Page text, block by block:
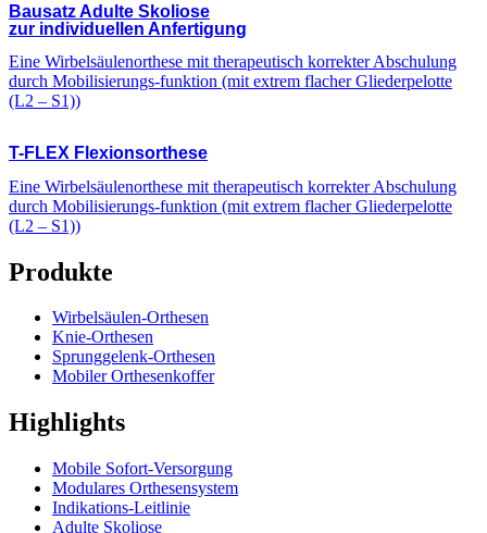
Bausatz Adulte Skoliose
zur individuellen Anfertigung
Eine Wirbelsäulenorthese mit therapeutisch korrekter Abschulung
durch Mobilisierungs-funktion (mit extrem flacher Gliederpelotte
(L2 – S1))
T-FLEX Flexionsorthese
Eine Wirbelsäulenorthese mit therapeutisch korrekter Abschulung
durch Mobilisierungs-funktion (mit extrem flacher Gliederpelotte
(L2 – S1))
Produkte
Wirbelsäulen-Orthesen
Knie-Orthesen
Sprunggelenk-Orthesen
Mobiler Orthesenkoffer
Highlights
Mobile Sofort-Versorgung
Modulares Orthesensystem
Indikations-Leitlinie
Adulte Skoliose